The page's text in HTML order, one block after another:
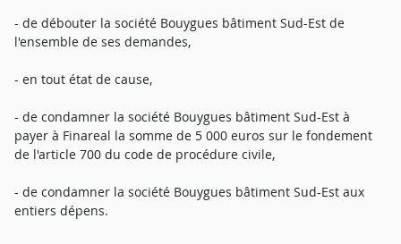
- de débouter la société Bouygues bâtiment Sud-Est de
l'ensemble de ses demandes,
- en tout état de cause,
- de condamner la société Bouygues bâtiment Sud-Est à
payer à Finareal la somme de 5 000 euros sur le fondement
de l'article 700 du code de procédure civile,
- de condamner la société Bouygues bâtiment Sud-Est aux
entiers dépens.